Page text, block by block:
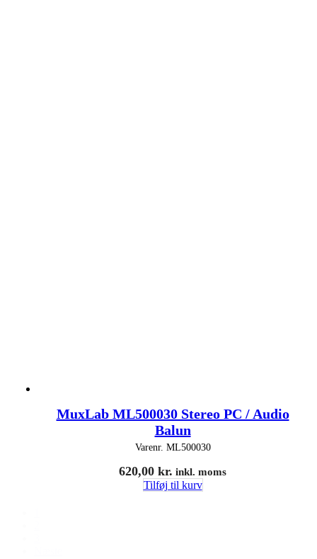
MuxLab ML500030 Stereo PC / Audio
Balun
Varenr. ML500030
620,00 kr. inkl. moms
Tilføj til kurv